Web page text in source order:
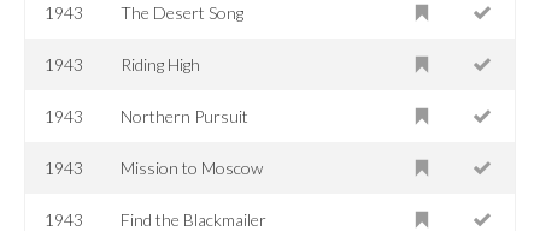
1943 The Desert Song
1943 Riding High
1943 Northern Pursuit
1943 Mission to Moscow
1943 Find the Blackmailer